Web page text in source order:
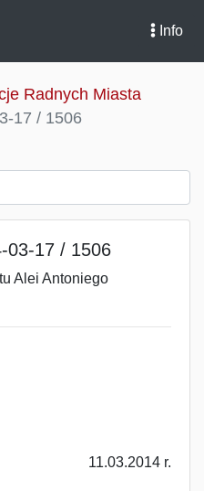
Info
Radnych Miasta
17 / 1506
03-17 / 1506
Alei Antoniego
11.03.2014 r.